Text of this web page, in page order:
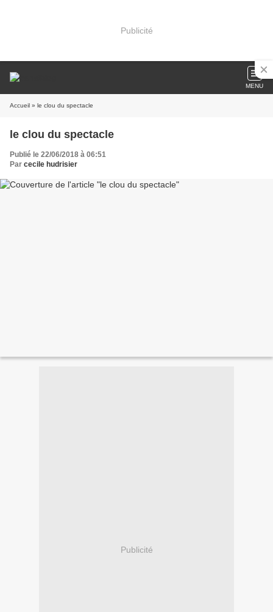
Publicité
MENU
Accueil » le clou du spectacle
le clou du spectacle
Publié le 22/06/2018 à 06:51
Par cecile hudrisier
Publicité